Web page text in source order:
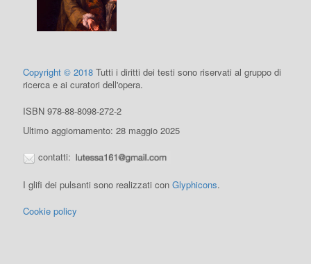
Copyright © 2018 Tutti i diritti dei testi sono riservati al gruppo di
ricerca e ai curatori dell'opera.
ISBN 978-88-8098-272-2
Ultimo aggiornamento: 28 maggio 2025
contatti:
I glifi dei pulsanti sono realizzati conGlyphicons.
Cookie policy